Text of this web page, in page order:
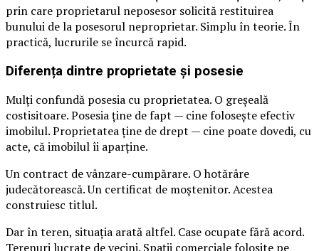
prin care proprietarul neposesor solicită restituirea
bunului de la posesorul neproprietar. Simplu în teorie. În
practică, lucrurile se încurcă rapid.
Diferența dintre proprietate și posesie
Mulți confundă posesia cu proprietatea. O greșeală
costisitoare. Posesia ține de fapt — cine folosește efectiv
imobilul. Proprietatea ține de drept — cine poate dovedi, cu
acte, că imobilul îi aparține.
Un contract de vânzare-cumpărare. O hotărâre
judecătorească. Un certificat de moștenitor. Acestea
construiesc titlul.
Dar în teren, situația arată altfel. Case ocupate fără acord.
Terenuri lucrate de vecini. Spații comerciale folosite pe